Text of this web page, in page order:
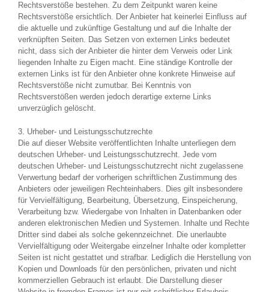
Rechtsverstöße bestehen. Zu dem Zeitpunkt waren keine
Rechtsverstöße ersichtlich. Der Anbieter hat keinerlei Einfluss auf
die aktuelle und zukünftige Gestaltung und auf die Inhalte der
verknüpften Seiten. Das Setzen von externen Links bedeutet
nicht, dass sich der Anbieter die hinter dem Verweis oder Link
liegenden Inhalte zu Eigen macht. Eine ständige Kontrolle der
externen Links ist für den Anbieter ohne konkrete Hinweise auf
Rechtsverstöße nicht zumutbar. Bei Kenntnis von
Rechtsverstößen werden jedoch derartige externe Links
unverzüglich gelöscht.
3. Urheber- und Leistungsschutzrechte
Die auf dieser Website veröffentlichten Inhalte unterliegen dem
deutschen Urheber- und Leistungsschutzrecht. Jede vom
deutschen Urheber- und Leistungsschutzrecht nicht zugelassene
Verwertung bedarf der vorherigen schriftlichen Zustimmung des
Anbieters oder jeweiligen Rechteinhabers. Dies gilt insbesondere
für Vervielfältigung, Bearbeitung, Übersetzung, Einspeicherung,
Verarbeitung bzw. Wiedergabe von Inhalten in Datenbanken oder
anderen elektronischen Medien und Systemen. Inhalte und Rechte
Dritter sind dabei als solche gekennzeichnet. Die unerlaubte
Vervielfältigung oder Weitergabe einzelner Inhalte oder kompletter
Seiten ist nicht gestattet und strafbar. Lediglich die Herstellung von
Kopien und Downloads für den persönlichen, privaten und nicht
kommerziellen Gebrauch ist erlaubt. Die Darstellung dieser